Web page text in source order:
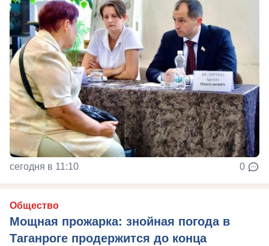
сегодня в 11:10 0
Общество
Мощная прожарка: знойная погода в
Таганроге продержится до конца